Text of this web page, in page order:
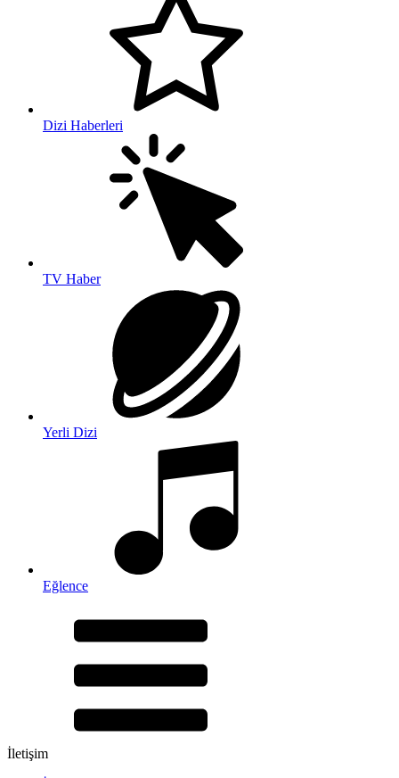
Dizi Haberleri
TV Haber
Yerli Dizi
Eğlence
İletişim